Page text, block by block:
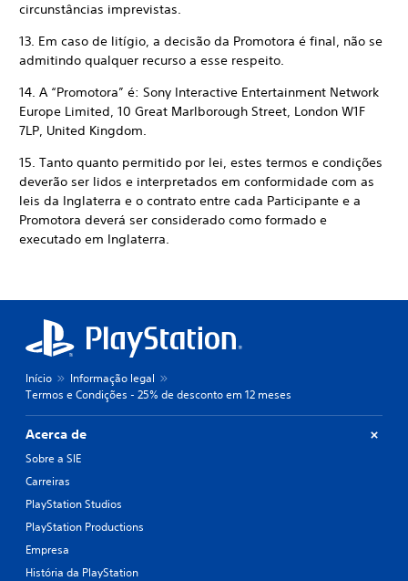
circunstâncias imprevistas.
13. Em caso de litígio, a decisão da Promotora é final, não se
admitindo qualquer recurso a esse respeito.
14. A “Promotora” é: Sony Interactive Entertainment Network
Europe Limited, 10 Great Marlborough Street, London W1F
7LP, United Kingdom.
15. Tanto quanto permitido por lei, estes termos e condições
deverão ser lidos e interpretados em conformidade com as
leis da Inglaterra e o contrato entre cada Participante e a
Promotora deverá ser considerado como formado e
executado em Inglaterra.
Início
Informação legal
Termos e Condições - 25% de desconto em 12 meses
Acerca de
Sobre a SIE
Carreiras
PlayStation Studios
PlayStation Productions
Empresa
História da PlayStation